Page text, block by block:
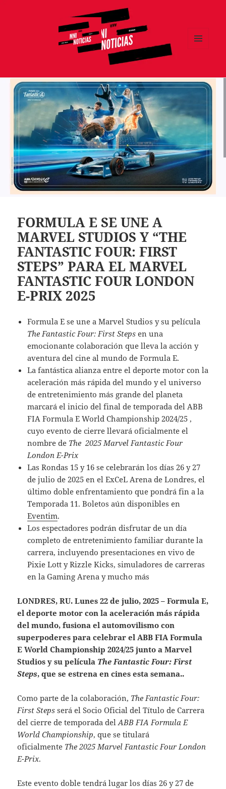
FORMULA E SE UNE A
MARVEL STUDIOS Y “THE
FANTASTIC FOUR: FIRST
STEPS” PARA EL MARVEL
FANTASTIC FOUR LONDON
E-PRIX 2025
Formula E se une a Marvel Studios y su película
The Fantastic Four: First Steps en una
emocionante colaboración que lleva la acción y
aventura del cine al mundo de Formula E.
La fantástica alianza entre el deporte motor con la
aceleración más rápida del mundo y el universo
de entretenimiento más grande del planeta
marcará el inicio del final de temporada del ABB
FIA Formula E World Championship 2024/25 ,
cuyo evento de cierre llevará oficialmente el
nombre de The 2025 Marvel Fantastic Four
London E-Prix
Las Rondas 15 y 16 se celebrarán los días 26 y 27
de julio de 2025 en el ExCeL Arena de Londres, el
último doble enfrentamiento que pondrá fin a la
Temporada 11. Boletos aún disponibles en
Eventim.
Los espectadores podrán disfrutar de un día
completo de entretenimiento familiar durante la
carrera, incluyendo presentaciones en vivo de
Pixie Lott y Rizzle Kicks, simuladores de carreras
en la Gaming Arena y mucho más
LONDRES, RU. Lunes 22 de julio, 2025 – Formula E,
el deporte motor con la aceleración más rápida
del mundo, fusiona el automovilismo con
superpoderes para celebrar el ABB FIA Formula
E World Championship 2024/25 junto a Marvel
Studios y su película The Fantastic Four: First
Steps, que se estrena en cines esta semana..
Como parte de la colaboración, The Fantastic Four:
First Steps será el Socio Oficial del Título de Carrera
del cierre de temporada delABB FIA Formula E
World Championship, que se titulará
oficialmente The 2025 Marvel Fantastic Four London
E-Prix.
Este evento doble tendrá lugar los días 26 y 27 de